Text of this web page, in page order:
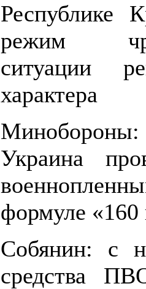
Республике
режим
ситуации
характера
Украина
формуле «160
Собянин: с
средства